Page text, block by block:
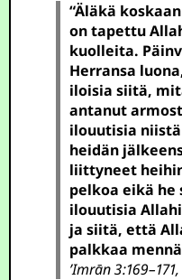
“Äläkä
on tapettu
kuolleita.
Herransa
iloisia siitä,
antanut
ilouutisia
heidän
liittyneet
pelkoa eikä he
ilouutisia
ja siitä, että
palkkaa
’Imrān